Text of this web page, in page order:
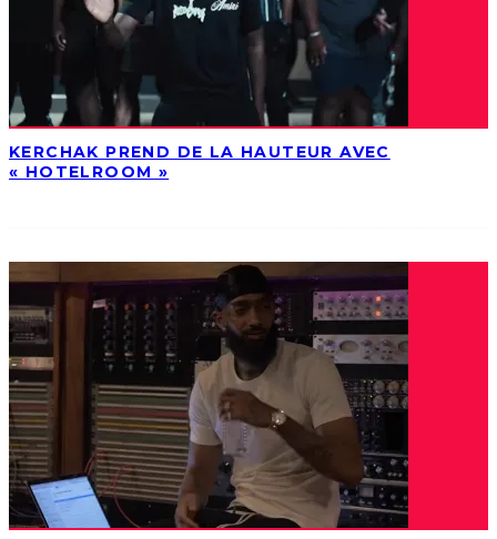
KERCHAK PREND DE LA HAUTEUR AVEC
« HOTELROOM »